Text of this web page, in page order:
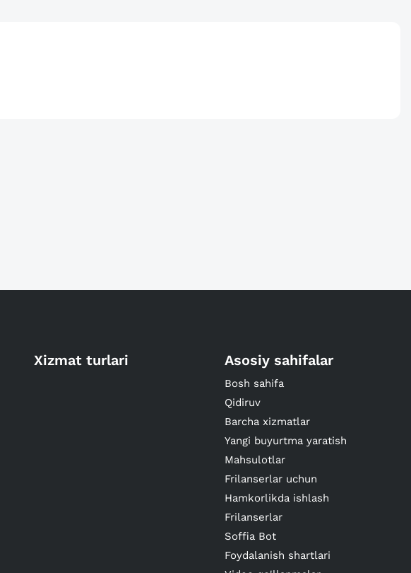
Xizmat turlari Asosiy sahifalar
Bosh sahifa
Qidiruv
Barcha xizmatlar
Yangi buyurtma yaratish
Mahsulotlar
Frilanserlar uchun
Hamkorlikda ishlash
Frilanserlar
Soffia Bot
Foydalanish shartlari